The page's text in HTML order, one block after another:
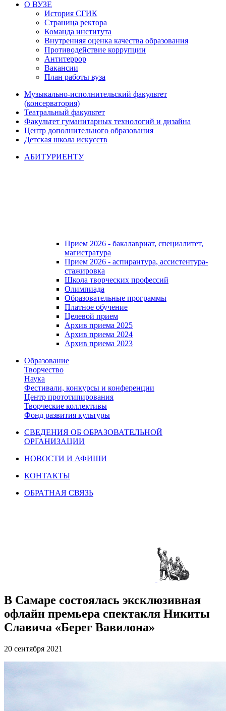
О ВУЗЕ
История СГИК
Страница ректора
Команда института
Внутренняя оценка качества образования
Противодействие коррупции
Антитеррор
Вакансии
План работы вуза
Музыкально-исполнительский факультет
(консерватория)
Театральный факультет
Факультет гуманитарных технологий и дизайна
Центр дополнительного образования
Детская школа искусств
АБИТУРИЕНТУ
Прием 2026 - бакалавриат, специалитет,
магистратура
Прием 2026 - аспирантура, ассистентура-
стажировка
Школа творческих профессий
Олимпиада
Образовательные программы
Платное обучение
Целевой прием
Архив приема 2025
Архив приема 2024
Архив приема 2023
Образование
Творчество
Наука
Фестивали, конкурсы и конференции
Центр прототипирования
Творческие коллективы
Фонд развития культуры
СВЕДЕНИЯ ОБ ОБРАЗОВАТЕЛЬНОЙ
ОРГАНИЗАЦИИ
НОВОСТИ И АФИШИ
КОНТАКТЫ
ОБРАТНАЯ СВЯЗЬ
В Самаре состоялась эксклюзивная
офлайн премьера спектакля Никиты
Славича «Берег Вавилона»
20 сентября 2021